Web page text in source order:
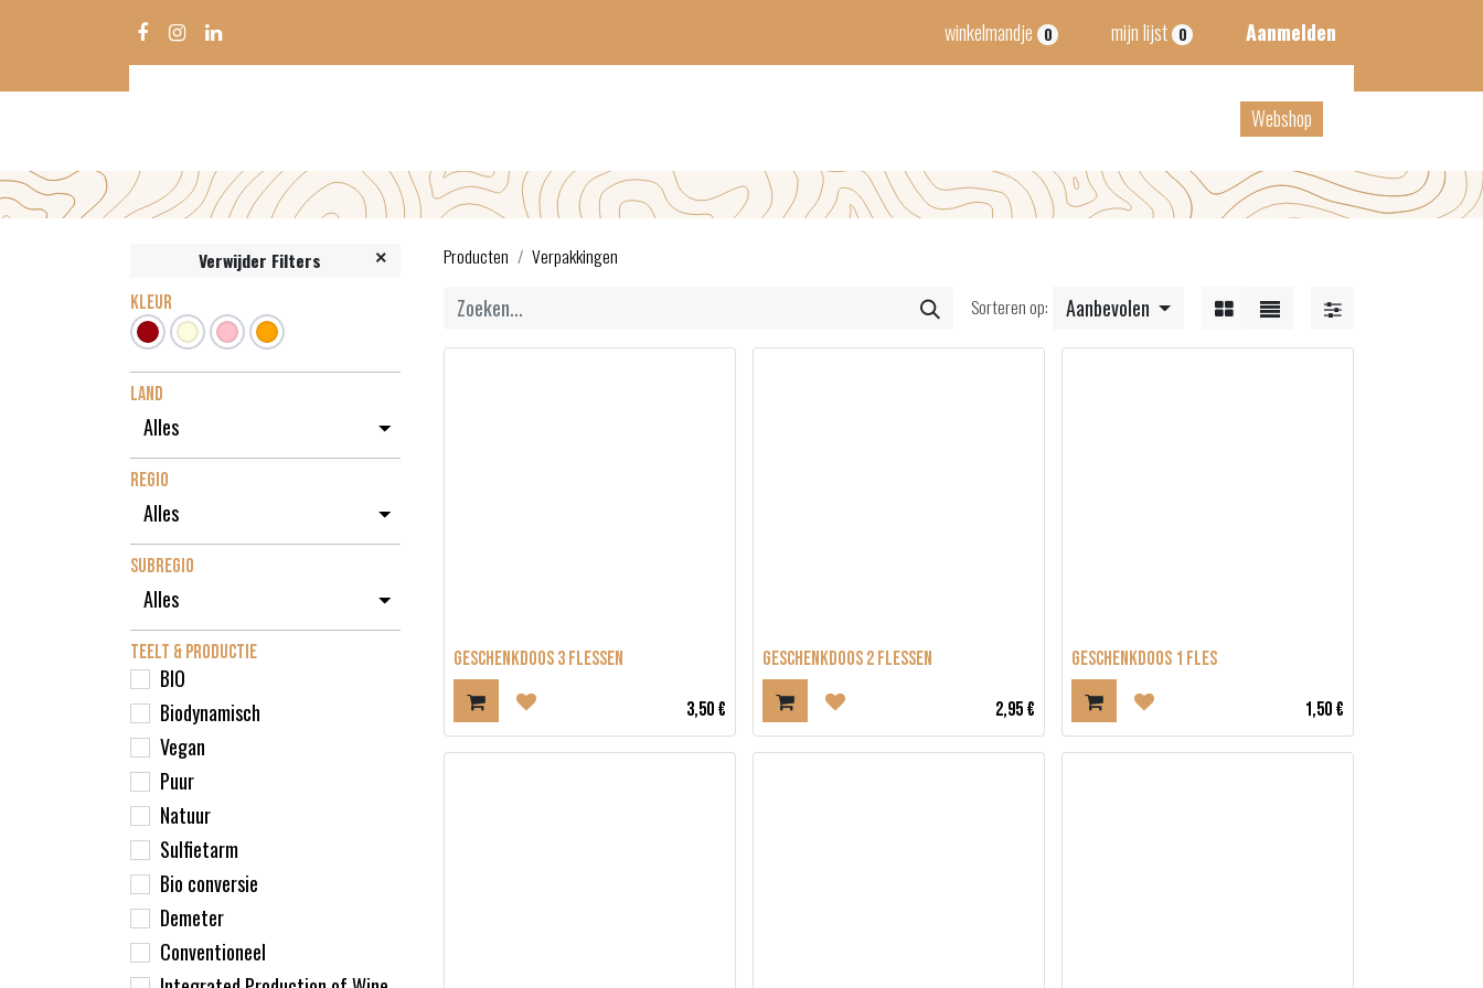
winkelmandje 0 mijn lijst 0 Aanmelden
Webshop
Verwijder Filters
KLEUR
LAND
REGIO
SUBREGIO
TEELT & PRODUCTIE
BIO
Biodynamisch
Vegan
Puur
Natuur
Sulfietarm
Bio conversie
Demeter
Conventioneel
Producten
Verpakkingen
Sorteren op:
Aanbevolen
GESCHENKDOOS 3 FLESSEN
3,50€
GESCHENKDOOS 2 FLESSEN
2,95€
GESCHENKDOOS 1 FLES
1,50€